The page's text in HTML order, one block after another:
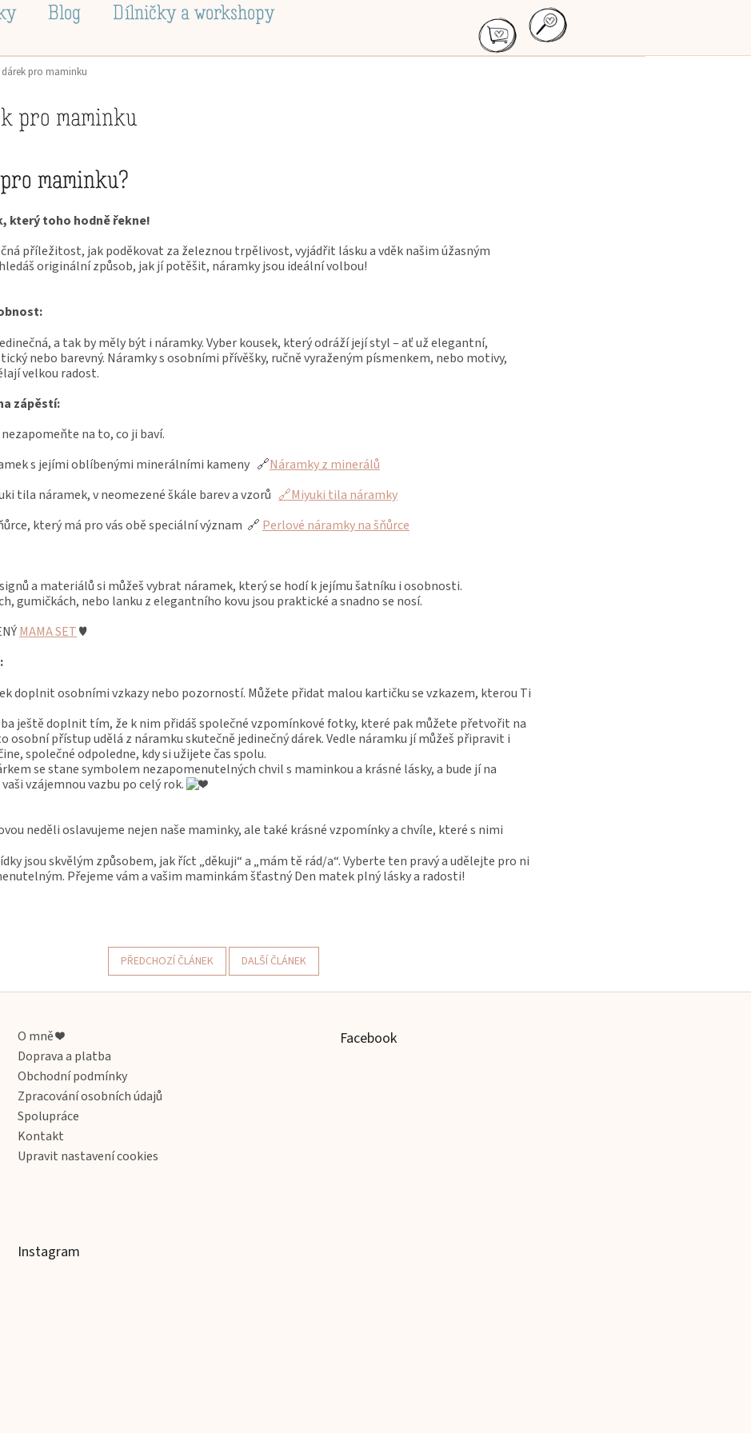
Blog Dílničky a workshopy
pro maminku
pro maminku
maminku?
který toho hodně řekne!
příležitost, jak poděkovat za železnou trpělivost, vyjádřit lásku a vděk našim úžasným
originální způsob, jak jí potěšit, náramky jsou ideální volbou!
a tak by měly být i náramky. Vyber kousek, který odráží její styl – ať už elegantní,
nebo barevný. Náramky s osobními přívěšky, ručně vyraženým písmenkem, nebo motivy,
velkou radost.
zápěstí:
na to, co ji baví.
s jejími oblíbenými minerálními kameny 🔗Náramky z minerálů
tila náramek, v neomezené škále barev a vzorů 🔗Miyuki tila náramky
který má pro vás obě speciální význam 🔗 Perlové náramky na šňůrce
a materiálů si můžeš vybrat náramek, který se hodí k jejímu šatníku i osobnosti.
gumičkách, nebo lanku z elegantního kovu jsou praktické a snadno se nosí.
MAMA SET♥
doplnit osobními vzkazy nebo pozorností. Můžete přidat malou kartičku se vzkazem, kterou Ti
ještě doplnit tím, že k nim přidáš společné vzpomínkové fotky, které pak můžete přetvořit na
osobní přístup udělá z náramku skutečně jedinečný dárek. Vedle náramku jí můžeš připravit i
společné odpoledne, kdy si užijete čas spolu.
se stane symbolem nezapomenutelných chvil s maminkou a krásné lásky, a bude jí na
vzájemnou vazbu po celý rok.
neděli oslavujeme nejen naše maminky, ale také krásné vzpomínky a chvíle, které s nimi
jsou skvělým způsobem, jak říct „děkuji“ a „mám tě rád/a“. Vyberte ten pravý a udělejte pro ni
Přejeme vám a vašim maminkám šťastný Den matek plný lásky a radosti!
PŘEDCHOZÍ ČLÁNEK DALŠÍ ČLÁNEK
O mně ❤️
Doprava a platba
Obchodní podmínky
Zpracování osobních údajů
Spolupráce
Kontakt
Upravit nastavení cookies
Facebook
Instagram